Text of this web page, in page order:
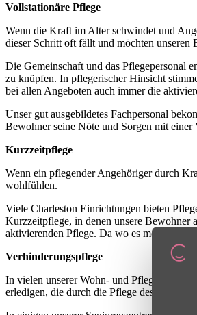
Vollstationäre Pflege
Wenn die Kraft im Alter schwindet und
dieser Schritt oft fällt und möchten
Die Gemeinschaft und das Pflegepersonal
zu knüpfen. In pflegerischer Hinsicht
bei allen Angeboten auch immer die
Unser gut ausgebildetes Fachpersonal
Bewohner seine Nöte und Sorgen mit einer
Kurzzeitpflege
Wenn ein pflegender Angehöriger durch
wohlfühlen.
Viele Charleston Einrichtungen bieten
Kurzzeitpflege, in denen unsere Bewohner
aktivierenden Pflege. Da wo es möglich ist,
Verhinderungspflege
In vielen unserer Wohn- und
erledigen, die durch die Pflege des nahe